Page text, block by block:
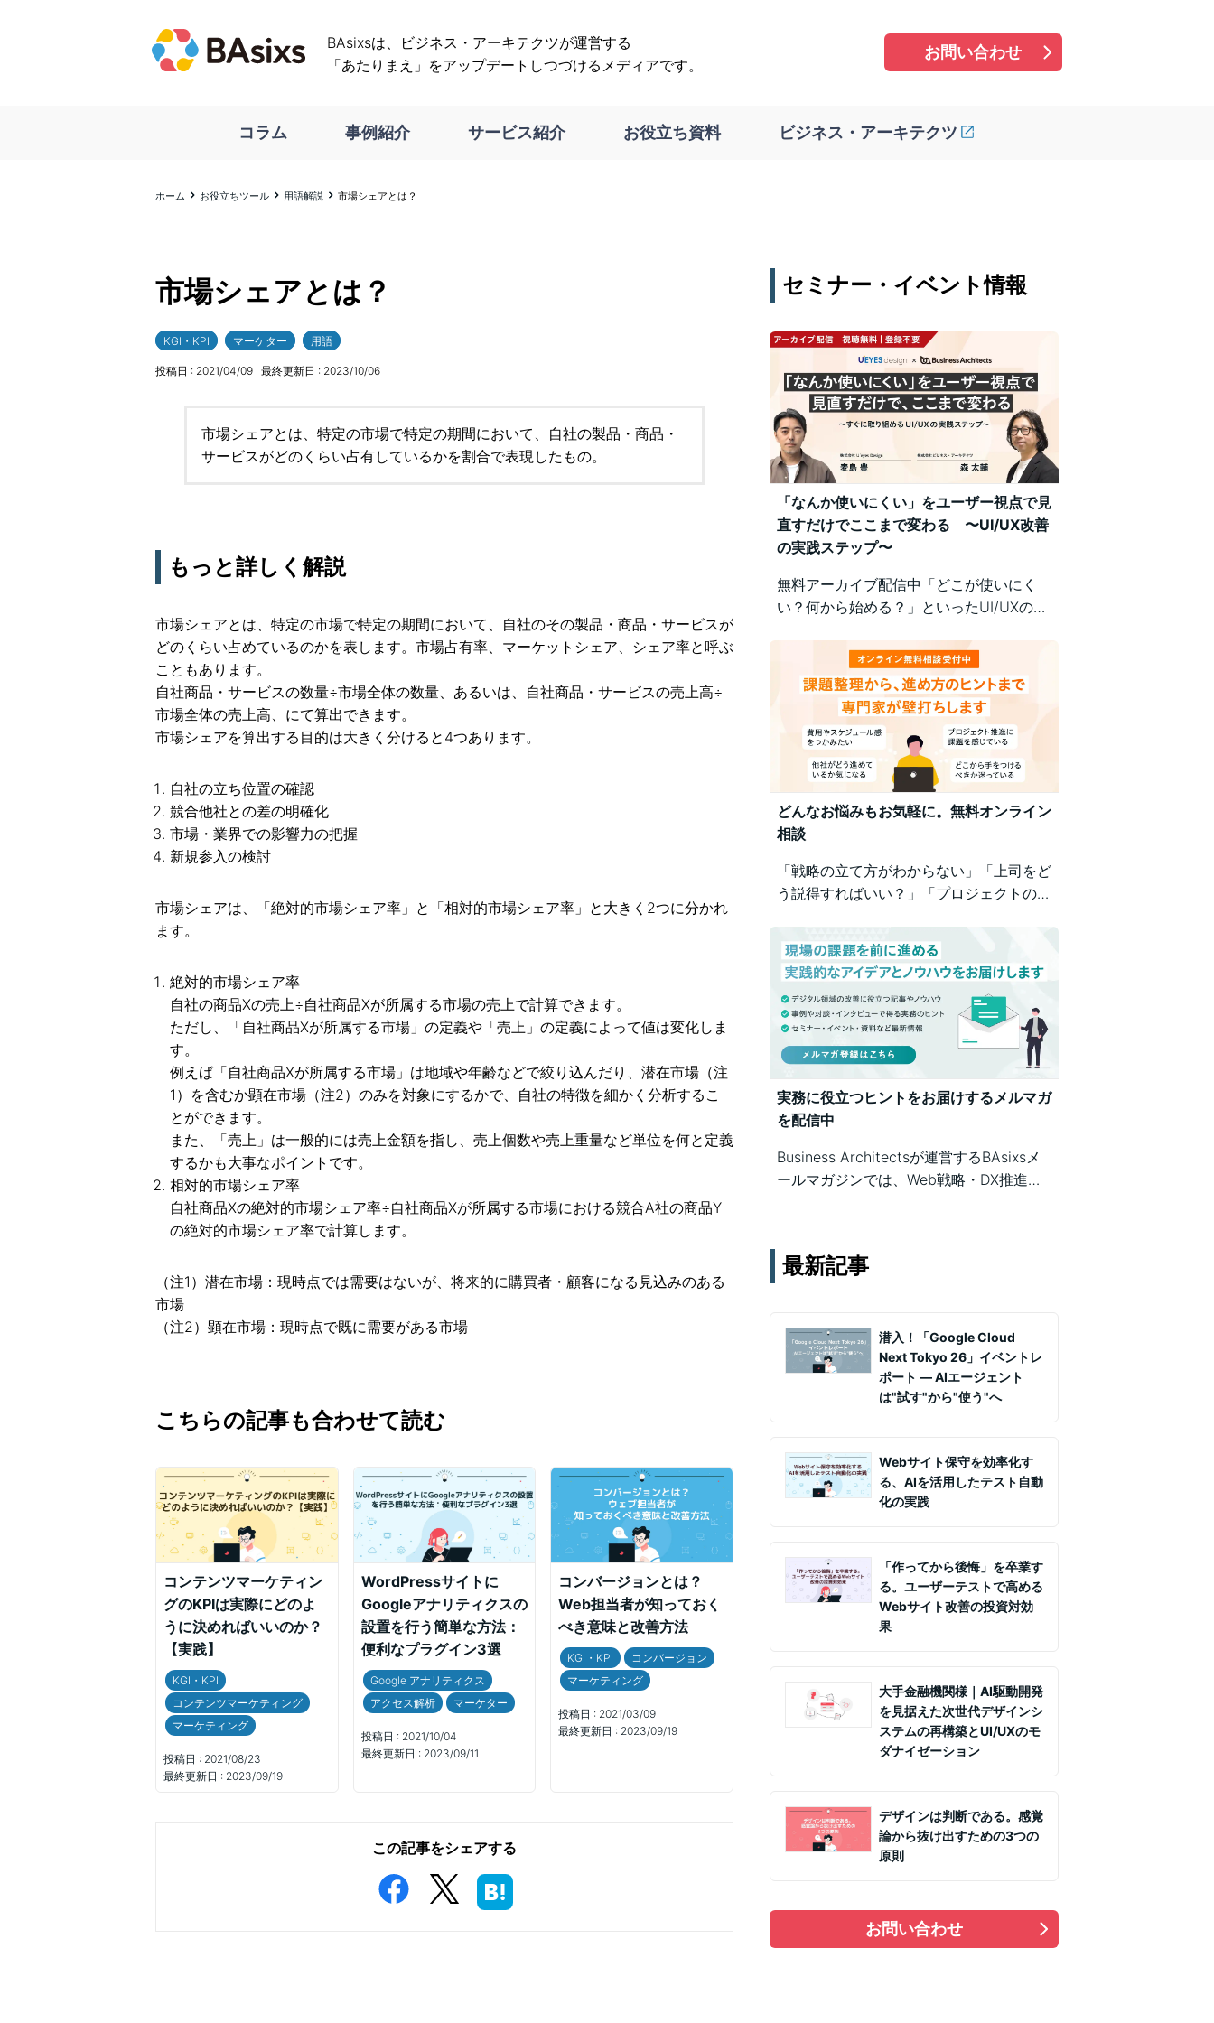
BAsixsは、ビジネス・アーキテクツが運営する
「あたりまえ」をアップデートしつづけるメディアです。
お問い合わせ
コラム 事例紹介 サービス紹介 お役立ち資料 ビジネス・アーキテクツ
ホーム お役立ちツール 用語解説 市場シェアとは？
市場シェアとは？
KGI・KPI マーケター 用語
投稿日 : 2021/04/09 最終更新日 : 2023/10/06
市場シェアとは、特定の市場で特定の期間において、自社の製品・商品・
サービスがどのくらい占有しているかを割合で表現したもの。
もっと詳しく解説
市場シェアとは、特定の市場で特定の期間において、自社のその製品・商品・サービスが
どのくらい占めているのかを表します。市場占有率、マーケットシェア、シェア率と呼ぶ
こともあります。
自社商品・サービスの数量÷市場全体の数量、あるいは、自社商品・サービスの売上高÷
市場全体の売上高、にて算出できます。
市場シェアを算出する目的は大きく分けると4つあります。
自社の立ち位置の確認
競合他社との差の明確化
市場・業界での影響力の把握
新規参入の検討
市場シェアは、「絶対的市場シェア率」と「相対的市場シェア率」と大きく2つに分かれ
ます。
絶対的市場シェア率
自社の商品Xの売上÷自社商品Xが所属する市場の売上で計算できます。
ただし、「自社商品Xが所属する市場」の定義や「売上」の定義によって値は変化しま
す。
例えば「自社商品Xが所属する市場」は地域や年齢などで絞り込んだり、潜在市場（注
1）を含むか顕在市場（注2）のみを対象にするかで、自社の特徴を細かく分析するこ
とができます。
また、「売上」は一般的には売上金額を指し、売上個数や売上重量など単位を何と定義
するかも大事なポイントです。
相対的市場シェア率
自社商品Xの絶対的市場シェア率÷自社商品Xが所属する市場における競合A社の商品Y
の絶対的市場シェア率で計算します。
（注1）潜在市場：現時点では需要はないが、将来的に購買者・顧客になる見込みのある
市場
（注2）顕在市場：現時点で既に需要がある市場
こちらの記事も合わせて読む
コンテンツマーケティン
グのKPIは実際にどのよ
うに決めればいいのか？
【実践】
KGI・KPI
コンテンツマーケティング
マーケティング
投稿日 : 2021/08/23
最終更新日 : 2023/09/19
WordPressサイトに
Googleアナリティクスの
設置を行う簡単な方法：
便利なプラグイン3選
Google アナリティクス
アクセス解析
マーケター
投稿日 : 2021/10/04
最終更新日 : 2023/09/11
コンバージョンとは？
Web担当者が知っておく
べき意味と改善方法
KGI・KPI
コンバージョン
マーケティング
投稿日 : 2021/03/09
最終更新日 : 2023/09/19
この記事をシェアする
セミナー・イベント情報
「なんか使いにくい」をユーザー視点で見
直すだけでここまで変わる 〜UI/UX改善
の実践ステップ〜
無料アーカイブ配信中「どこが使いにく
い？何から始める？」といったUI/UXの悩
視点の改善ポイントで解決！組織内の意識
差に悩む方にもおすすめの実践型セミナー
です。
どんなお悩みもお気軽に。無料オンライン
相談
「戦略の立て方がわからない」「上司をど
う説得すればいい？」「プロジェクトの進
Business Architectsが、戦略から運用ま
で幅広くご相談を承ります。
実務に役立つヒントをお届けするメルマガ
を配信中
Business Architectsが運営するBAsixsメ
ールマガジンでは、Web戦略・DX推進・
通じて課題解決を支援します。
最新記事
潜入！「Google Cloud
Next Tokyo 26」イベントレ
ポート ― AIエージェント
は"試す"から"使う"へ
Webサイト保守を効率化す
る、AIを活用したテスト自動
化の実践
「作ってから後悔」を卒業す
る。ユーザーテストで高める
Webサイト改善の投資対効
果
大手金融機関様｜AI駆動開発
を見据えた次世代デザインシ
ステムの再構築とUI/UXのモ
ダナイゼーション
デザインは判断である。感覚
論から抜け出すための3つの
原則
お問い合わせ